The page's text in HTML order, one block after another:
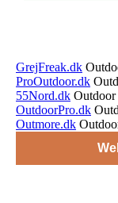
GrejFreak.dk
ProOutdoor.dk
55Nord.dk
OutdoorPro.dk
Outmore.dk